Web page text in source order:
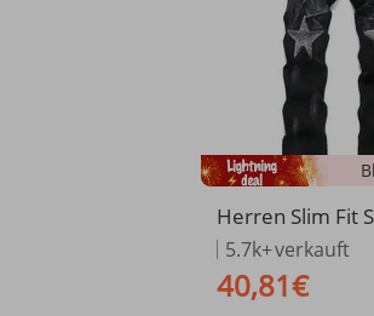
​​Herren Slim Fit
warz Fashion
m Jeans mit
Patchwork
5.7k+verkauft
40,81€